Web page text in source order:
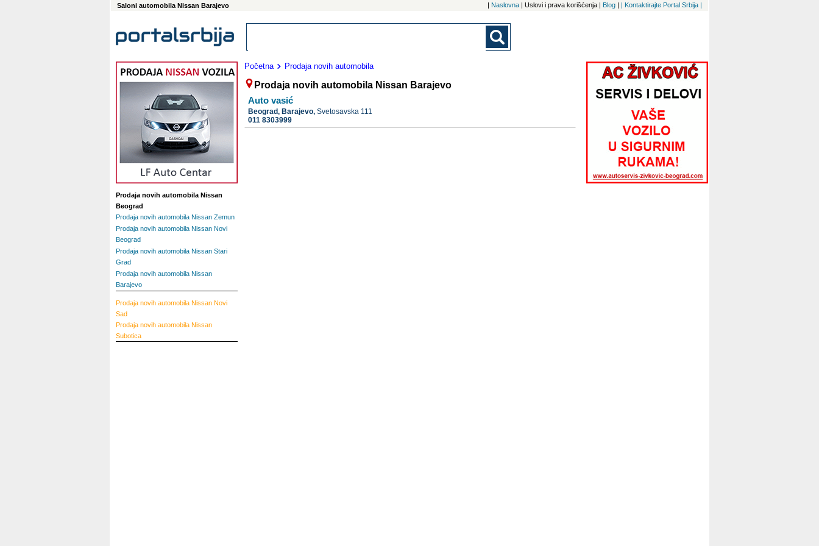
Saloni automobila Nissan Barajevo | Naslovna | Uslovi i prava korišćenja | Blog | | Kontaktirajte Portal Srbija |
Početna Prodaja novih automobila
Prodaja novih automobila Nissan Barajevo
Auto vasić
Beograd, Barajevo,Svetosavska 111
011 8303999
Prodaja novih automobila Nissan
Beograd
Prodaja novih automobila Nissan Zemun
Prodaja novih automobila Nissan Novi
Beograd
Prodaja novih automobila Nissan Stari
Grad
Prodaja novih automobila Nissan
Barajevo
Prodaja novih automobila Nissan Novi
Sad
Prodaja novih automobila Nissan
Subotica